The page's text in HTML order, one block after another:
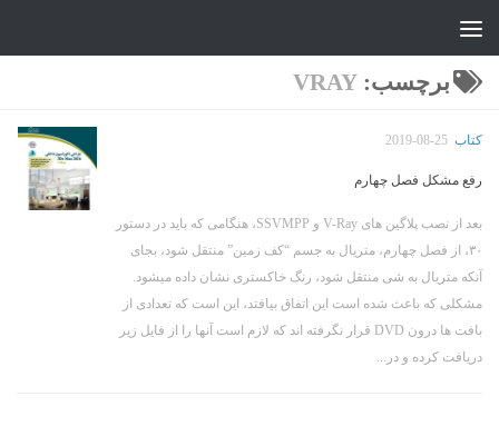
برچسب: VRAY
کتاب 2019-08-25
رفع مشکل فصل چهارم
بعد از نصب پلاگین های V-Ray و SSVMPP، هنگامی که باید در دستور
۳۰، از فصل چهارم، متریال به جسم “کف زمین” منتقل شود، بجای
آنکه متریال به شی منتقل شود، رنگ خاکستری نشان داده میشود.
مشکلی که باعث شده است این اتفاق بیافتد، این است که تعدادی از
بافت ها درون DVD قرار نگرفته اند که لازم است آنها را از فایل زیر
دریافت کرده و در...